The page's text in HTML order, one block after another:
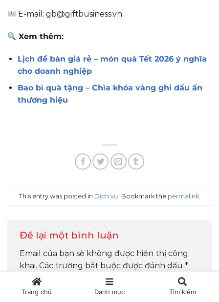
E-mail: gb@giftbusiness.vn
Xem thêm:
Lịch để bàn giá rẻ – món quà Tết 2026 ý nghĩa
cho doanh nghiệp
Bao bì quà tặng – Chìa khóa vàng ghi dấu ấn
thương hiệu
This entry was posted in Dịch vụ . Bookmark the permalink.
Để lại một bình luận
Email của bạn sẽ không được hiển thị công
khai. Các trường bắt buộc được đánh dấu *
Bình luận
Trang chủ Danh mục Tìm kiếm